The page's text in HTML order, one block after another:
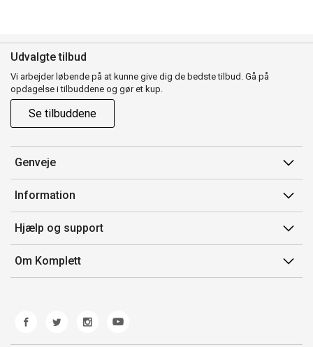
Udvalgte tilbud
Vi arbejder løbende på at kunne give dig de bedste tilbud. Gå på
opdagelse i tilbuddene og gør et kup.
Se tilbuddene
Genveje
Min side
Ordrehistorik
Gavekort
Information
Salgsbetingelser
Mærker/producent
Fortrydelsesret
Hjælp og support
Kontakt os
Kundeservice
Fejl/Mangler
Fragt og levering
Om Komplett